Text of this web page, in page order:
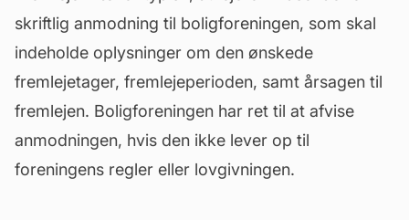
skriftlig anmodning til boligforeningen, som skal
indeholde oplysninger om den ønskede
fremlejetager, fremlejeperioden, samt årsagen til
fremlejen. Boligforeningen har ret til at afvise
anmodningen, hvis den ikke lever op til
foreningens regler eller lovgivningen.